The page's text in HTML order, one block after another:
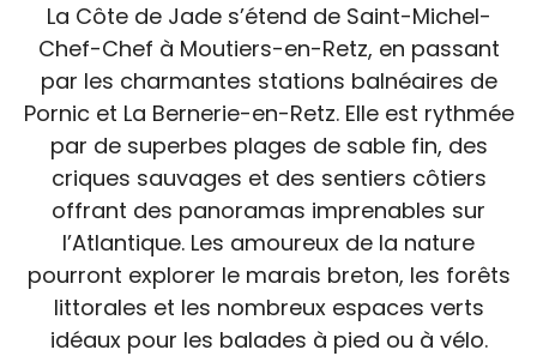
La Côte de Jade s’étend de Saint-Michel-
Chef-Chef à Moutiers-en-Retz, en passant
par les charmantes stations balnéaires de
Pornic et La Bernerie-en-Retz. Elle est rythmée
par de superbes plages de sable fin, des
criques sauvages et des sentiers côtiers
offrant des panoramas imprenables sur
l’Atlantique. Les amoureux de la nature
pourront explorer le marais breton, les forêts
littorales et les nombreux espaces verts
idéaux pour les balades à pied ou à vélo.